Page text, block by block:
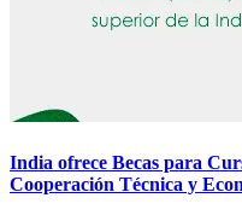
India ofrece Becas para
Cooperación Técnica y